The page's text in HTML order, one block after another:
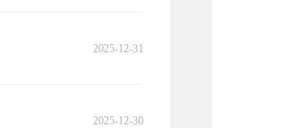
2025-12-31
2025-12-30